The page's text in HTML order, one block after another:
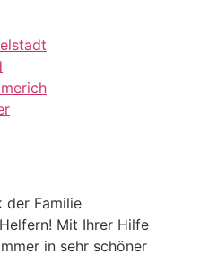
der Familie
Mit Ihrer Hilfe
in sehr schöner